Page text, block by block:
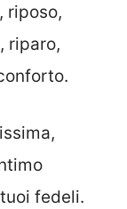
riposo,
riparo,
fedeli.